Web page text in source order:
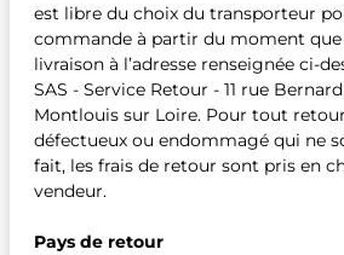
est libre du choix du transporteur
commande à partir du moment que
livraison à l’adresse renseignée ci-
SAS - Service Retour - 11 rue
Montlouis sur Loire. Pour tout
défectueux ou endommagé qui ne
fait, les frais de retour sont pris en
vendeur.
Pays de retour